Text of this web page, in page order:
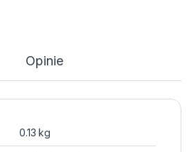
Opinie
0.13 kg